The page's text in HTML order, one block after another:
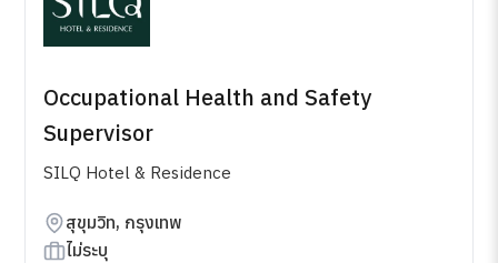
Occupational Health and Safety
Supervisor
SILQ Hotel & Residence
สุขุมวิท, กรุงเทพ
ไม่ระบุ